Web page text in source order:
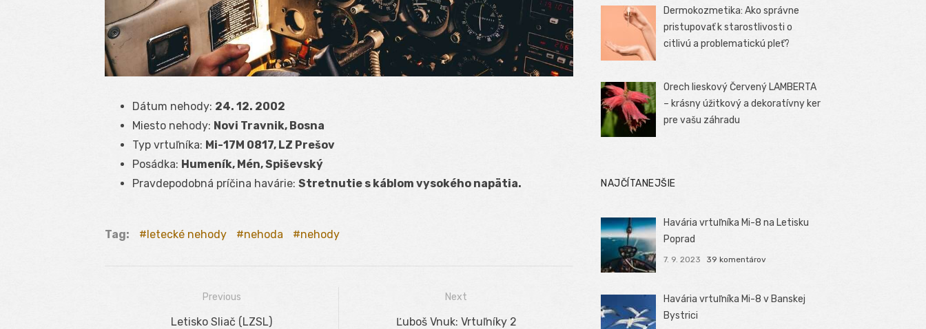
Dátum nehody: 24. 12. 2002
Miesto nehody: Novi Travnik, Bosna
Typ vrtuľníka: Mi-17M 0817, LZ Prešov
Posádka: Humeník, Mén, Spiševský
Pravdepodobná príčina havárie: Stretnutie s káblom vysokého napätia.
Tag: letecké nehody nehoda nehody
Navigácia
Previous
Previous
Letisko Sliač (LZSL)
Next
Next
Ľuboš Vnuk: Vrtuľníky 2
Dermokozmetika: Ako správne
pristupovať k starostlivosti o
citlivú a problematickú pleť?
Orech lieskový Červený LAMBERTA
– krásny úžitkový a dekoratívny ker
pre vašu záhradu
NAJČÍTANEJŠIE
Havária vrtuľníka Mi-8 na Letisku
Poprad
7. 9. 2023 39 komentárov
Havária vrtuľníka Mi-8 v Banskej
Bystrici